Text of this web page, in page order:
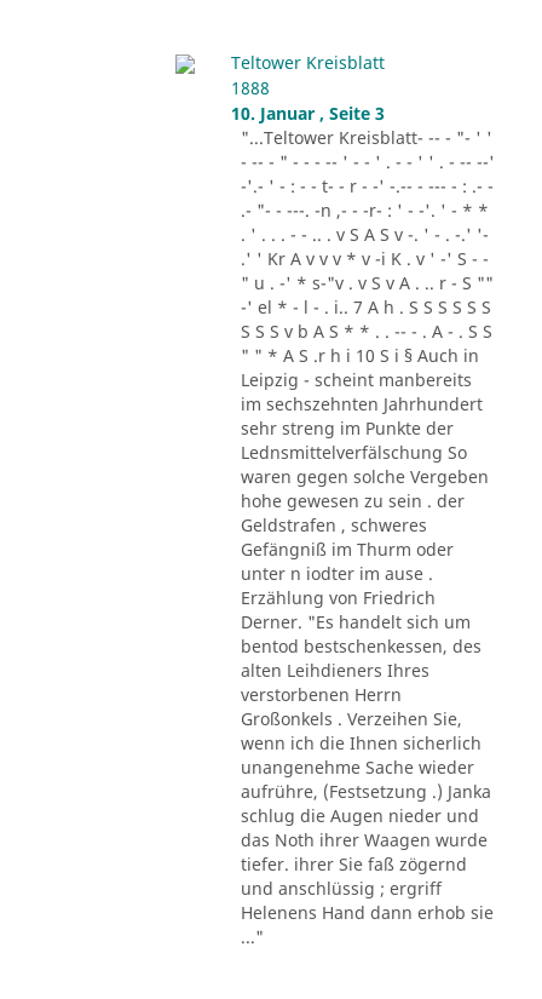
Teltower Kreisblatt
1888
10. Januar , Seite 3
"...Teltower Kreisblatt- -- - "- ' '
- -- - " - - - -- ' - - ' . - - ' ' . - -- --'
-'.- ' - : - - t- - r - -' -.-- - --- - : .- -
.- "- - ---. -n ,- - -r- : ' - -'. ' - * *
. ' . . . - - .. . v S A S v -. ' - . -.' '-
.' ' Kr A v v v * v -i K . v ' -' S - -
" u . -' * s-"v . v S v A . .. r - S ""
-' el * - l - . i.. 7 A h . S S S S S S
S S S v b A S * * . . -- - . A - . S S
" " * A S .r h i 10 S i § Auch in
Leipzig - scheint manbereits
im sechszehnten Jahrhundert
sehr streng im Punkte der
Lednsmittelverfälschung So
waren gegen solche Vergeben
hohe gewesen zu sein . der
Geldstrafen , schweres
Gefängniß im Thurm oder
unter n iodter im ause .
Erzählung von Friedrich
Derner. "Es handelt sich um
bentod bestschenkessen, des
alten Leihdieners Ihres
verstorbenen Herrn
Großonkels . Verzeihen Sie,
wenn ich die Ihnen sicherlich
unangenehme Sache wieder
aufrühre, (Festsetzung .) Janka
schlug die Augen nieder und
das Noth ihrer Waagen wurde
tiefer. ihrer Sie faß zögernd
und anschlüssig ; ergriff
Helenens Hand dann erhob sie
..."